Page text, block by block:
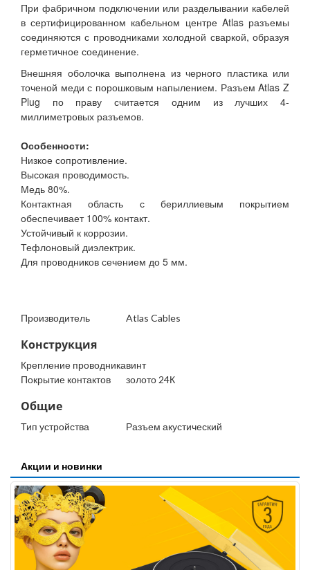
При фабричном подключении или разделывании кабелей
в сертифицированном кабельном центре Atlas разъемы
соединяются с проводниками холодной сваркой, образуя
герметичное соединение.
Внешняя оболочка выполнена из черного пластика или
точеной меди с порошковым напылением. Разъем Atlas Z
Plug по праву считается одним из лучших 4-
миллиметровых разъемов.
Особенности:
Низкое сопротивление.
Высокая проводимость.
Медь 80%.
Контактная область с бериллиевым покрытием
обеспечивает 100% контакт.
Устойчивый к коррозии.
Тефлоновый диэлектрик.
Для проводников сечением до 5 мм.
Производитель Atlas Cables
Конструкция
Крепление проводникавинт
Покрытие контактов
золото 24К
Общие
Тип устройства Разъем акустический
Акции и новинки